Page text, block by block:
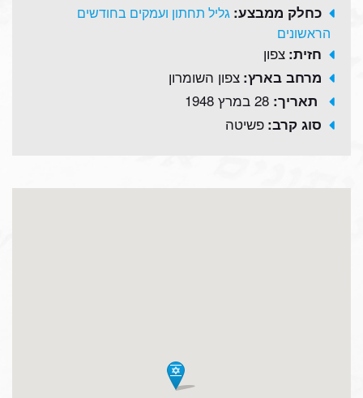
כחלק ממבצע: גליל תחתון ועמקים בחודשים
הראשונים
חזית: צפון
מרחב בארץ: צפון השומרון
תאריך: 28 במרץ 1948
סוג קרב: פשיטה